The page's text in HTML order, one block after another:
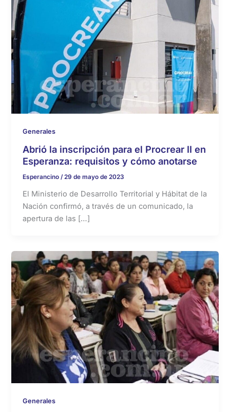
Generales
Abrió la inscripción para el Procrear II en
Esperanza: requisitos y cómo anotarse
Esperancino /29 de mayo de 2023
El Ministerio de Desarrollo Territorial y Hábitat de la
Nación confirmó, a través de un comunicado, la
apertura de las […]
Generales